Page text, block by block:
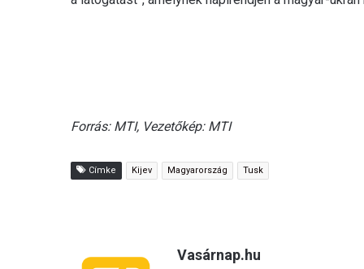
Forrás: MTI, Vezetőkép: MTI
Címke Kijev Magyarország Tusk
Vasárnap.hu